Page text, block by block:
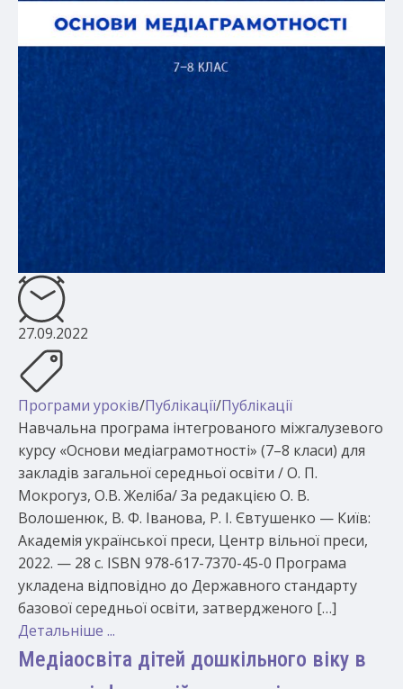
27.09.2022
Програми уроків/Публікації/Публікації
Навчальна програма інтегрованого міжгалузевого
курсу «Основи медіаграмотності» (7–8 класи) для
закладів загальної середньої освіти / О. П.
Мокрогуз, О.В. Желіба/ За редакцією О. В.
Волошенюк, В. Ф. Іванова, Р. І. Євтушенко — Київ:
Академія української преси, Центр вільної преси,
2022. — 28 с. ISBN 978-617-7370-45-0 Програма
укладена відповідно до Державного стандарту
базової середньої освіти, затвердженого […]
Детальніше ...
Медіаосвіта дітей дошкільного віку в